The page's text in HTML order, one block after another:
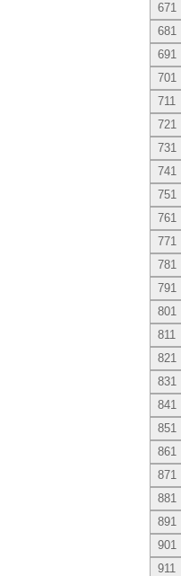
671
681
691
701
711
721
731
741
751
761
771
781
791
801
811
821
831
841
851
861
871
881
891
901
911